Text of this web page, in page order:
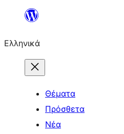
Μετάβαση
περιεχόμενο
Ελληνικά
Θέματα
Πρόσθετα
Νέα